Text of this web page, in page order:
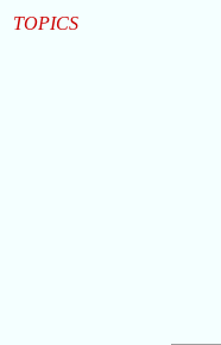
TOPICS